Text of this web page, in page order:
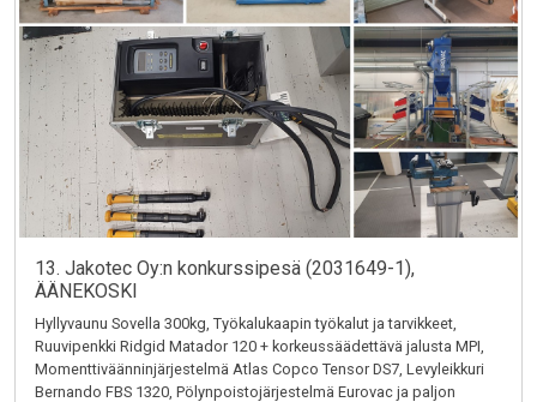
13. Jakotec Oy:n konkurssipesä (2031649-1),
ÄÄNEKOSKI
Hyllyvaunu Sovella 300kg, Työkalukaapin työkalut ja tarvikkeet,
Ruuvipenkki Ridgid Matador 120 + korkeussäädettävä jalusta MPI,
Momenttiväänninjärjestelmä Atlas Copco Tensor DS7, Levyleikkuri
Bernando FBS 1320, Pölynpoistojärjestelmä Eurovac ja paljon